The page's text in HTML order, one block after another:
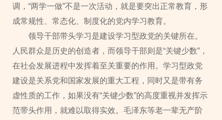
调，“两学一做”不是一次活动，就是要突出正常教育，形
成常规性、常态化、制度化的党内学习教育。
领导干部带头学习是建设学习型政党的关键所在。
人民群众是历史的创造者，而领导干部则是“关键少数”，
在社会发展进程中发挥着至关重要的作用。学习型政党
建设是关系党和国家发展的重大工程，同时又是带有务
虚性质的工作，如果没有“关键少数”的高度重视并发挥示
范带头作用，就难以取得实效。毛泽东等老一辈无产阶